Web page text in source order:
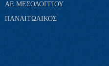
ΑΕ ΜΕΣΟΛΟΓΓΙΟΥ
ΠΑΝΑΙΤΩΛΙΚΟΣ